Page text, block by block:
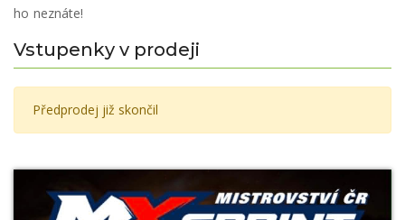
ho neznáte!
Vstupenky v prodeji
Předprodej již skončil